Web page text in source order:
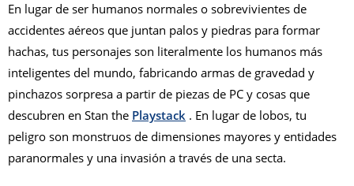
En lugar de ser humanos normales o sobrevivientes de
accidentes aéreos que juntan palos y piedras para formar
hachas, tus personajes son literalmente los humanos más
inteligentes del mundo, fabricando armas de gravedad y
pinchazos sorpresa a partir de piezas de PC y cosas que
descubren en Stan the Playstack . En lugar de lobos, tu
peligro son monstruos de dimensiones mayores y entidades
paranormales y una invasión a través de una secta.